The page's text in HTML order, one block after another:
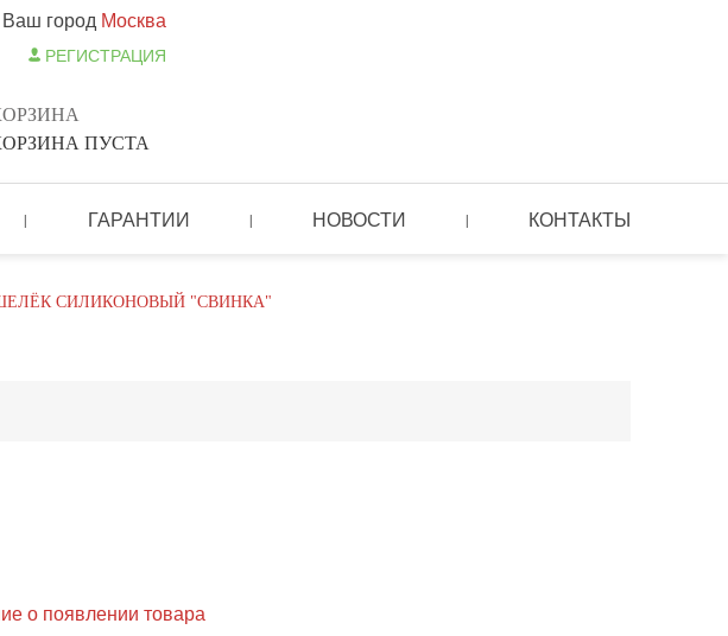
Ваш город Москва
РЕГИСТРАЦИЯ
ПУСТА
| ГАРАНТИИ | НОВОСТИ | КОНТАКТЫ
СИЛИКОНОВЫЙ "СВИНКА"
о появлении товара